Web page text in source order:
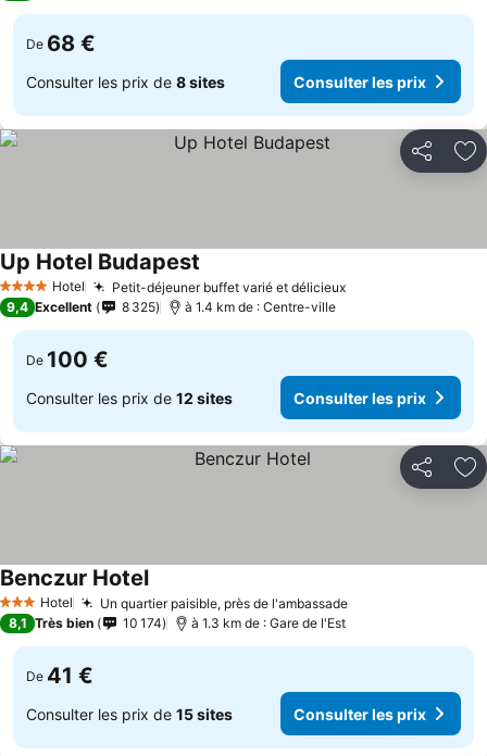
De 68 €
Consulter les prix de 8 sites Consulter les prix
Partager
4 Étoiles Hotel Petit-déjeuner buffet varié et délicieux
Up Hotel Budapest
9,4 Excellent 8 325 à 1.4 km de : Centre-ville
De 100 €
Consulter les prix de 12 sites Consulter les prix
Partager
3 ÉtoilesHotel Un quartier paisible, près de l'ambassade
Benczur Hotel
8,1 Très bien 10 174 à 1.3 km de : Gare de l'Est
De 41 €
Consulter les prix de 15 sites Consulter les prix